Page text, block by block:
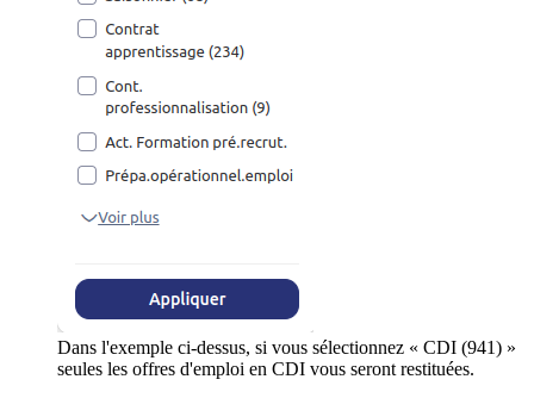
Dans l'exemple ci-dessus, si vous sélectionnez « CDI (941) »
seules les offres d'emploi en CDI vous seront restituées.